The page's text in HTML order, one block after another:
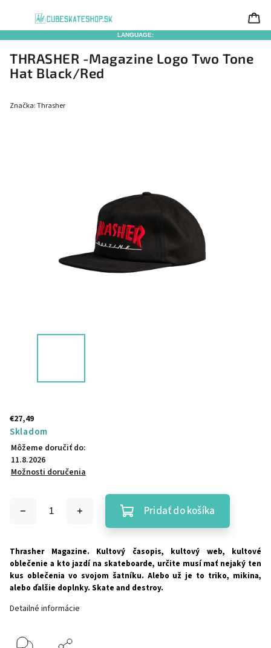
LANGUAGE:
THRASHER -Magazine Logo Two Tone
Hat Black/Red
Značka:Thrasher
€27,49
Skladom
Môžeme doručiť do:
11.8.2026
Možnosti doručenia
Pridať do košíka
Thrasher Magazine. Kultový časopis, kultový web, kultové
oblečenie a kto jazdí na skateboarde, určite musí mať nejaký ten
kus oblečenia vo svojom šatníku. Alebo už je to triko, mikina,
alebo ďalšie doplnky. Skate and destroy.
Detailné informácie